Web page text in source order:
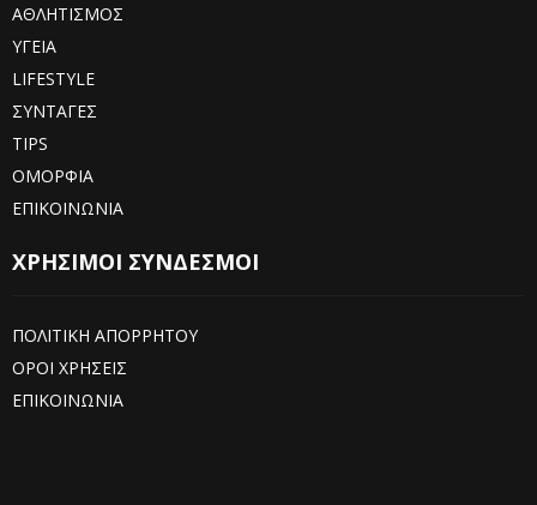
ΑΘΛΗΤΙΣΜΟΣ
ΥΓΕΙΑ
LIFESTYLE
ΣΥΝΤΑΓΕΣ
TIPS
ΟΜΟΡΦΙΑ
ΕΠΙΚΟΙΝΩΝΙΑ
ΧΡΗΣΙΜΟΙ ΣΥΝΔΕΣΜΟΙ
ΠΟΛΙΤΙΚΗ ΑΠΟΡΡΗΤΟΥ
ΟΡΟΙ ΧΡΗΣΕΙΣ
ΕΠΙΚΟΙΝΩΝΙΑ